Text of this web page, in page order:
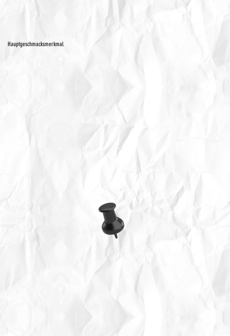
Hauptgeschmacksmerkmal